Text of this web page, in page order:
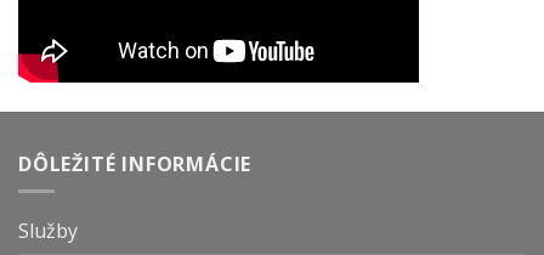
DÔLEŽITÉ INFORMÁCIE
Služby